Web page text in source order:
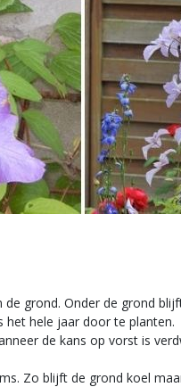
grond. Onder de grond
hele jaar door te planten.
de kans op vorst is
Zo blijft de grond koel